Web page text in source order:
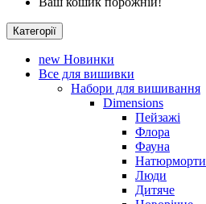
Категорії
new Новинки
Все для вишивки
Набори для вишивання
Dimensions
Пейзажі
Флора
Фауна
Натюрморти
Люди
Дитяче